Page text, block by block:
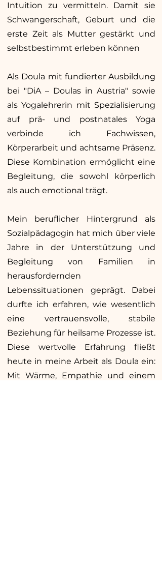
Intuition zu vermitteln. Damit sie
Schwangerschaft, Geburt und die
erste Zeit als Mutter gestärkt und
selbstbestimmt erleben können
Als Doula mit fundierter Ausbildung
bei "DiA – Doulas in Austria" sowie
als Yogalehrerin mit Spezialisierung
auf prä- und postnatales Yoga
verbinde ich Fachwissen,
Körperarbeit und achtsame Präsenz.
Diese Kombination ermöglicht eine
Begleitung, die sowohl körperlich
als auch emotional trägt.
Mein beruflicher Hintergrund als
Sozialpädagogin hat mich über viele
Jahre in der Unterstützung und
Begleitung von Familien in
herausfordernden
Lebenssituationen geprägt. Dabei
durfte ich erfahren, wie wesentlich
eine vertrauensvolle, stabile
Beziehung für heilsame Prozesse ist.
Diese wertvolle Erfahrung fließt
heute in meine Arbeit als Doula ein:
Mit Wärme, Empathie und einem